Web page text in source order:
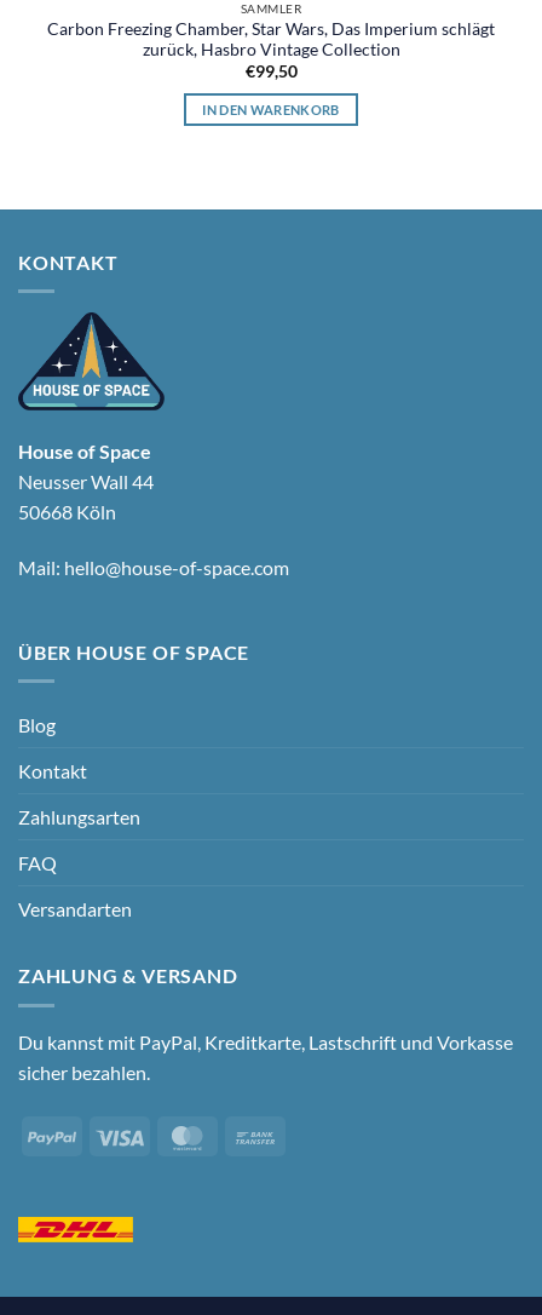
SAMMLER
Carbon Freezing Chamber, Star Wars, Das Imperium schlägt
zurück, Hasbro Vintage Collection
€99,50
IN DEN WARENKORB
KONTAKT
House of Space
Neusser Wall 44
50668 Köln
Mail: hello@house-of-space.com
ÜBER HOUSE OF SPACE
Blog
Kontakt
Zahlungsarten
FAQ
Versandarten
ZAHLUNG & VERSAND
Du kannst mit PayPal, Kreditkarte, Lastschrift und Vorkasse
sicher bezahlen.
PayPal Visa MasterCard